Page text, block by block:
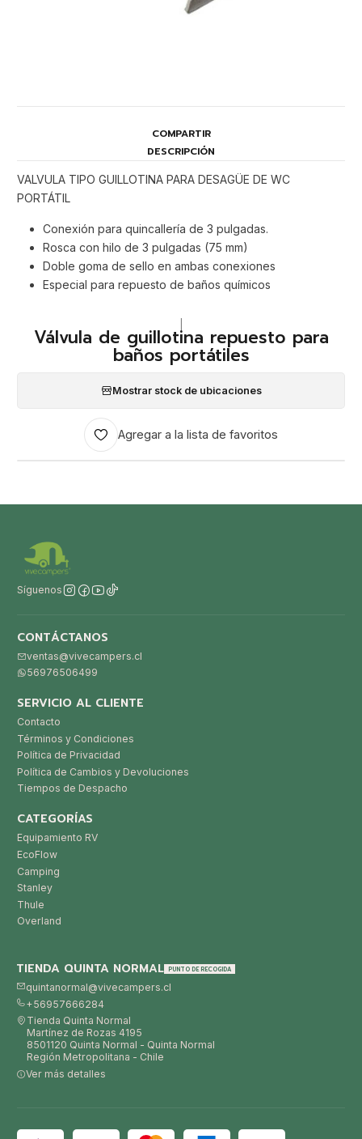
COMPARTIR
DESCRIPCIÓN
VALVULA TIPO GUILLOTINA PARA DESAGÜE DE WC
PORTÁTIL
Conexión para quincallería de 3 pulgadas.
Rosca con hilo de 3 pulgadas (75 mm)
Doble goma de sello en ambas conexiones
Especial para repuesto de baños químicos
Válvula de guillotina repuesto para
baños portátiles
Mostrar stock de ubicaciones
Agregar a la lista de favoritos
Síguenos
CONTÁCTANOS
ventas@vivecampers.cl
56976506499
SERVICIO AL CLIENTE
Contacto
Términos y Condiciones
Política de Privacidad
Política de Cambios y Devoluciones
Tiempos de Despacho
CATEGORÍAS
Equipamiento RV
EcoFlow
Camping
Stanley
Thule
Overland
TIENDA QUINTA NORMAL PUNTO DE RECOGIDA
quintanormal@vivecampers.cl
+56957666284
Tienda Quinta Normal
Martínez de Rozas 4195
8501120 Quinta Normal - Quinta Normal
Región Metropolitana - Chile
Ver más detalles